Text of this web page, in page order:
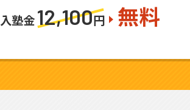
入塾金12,100円 無料